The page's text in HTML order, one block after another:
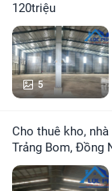
120triệu
5
Cho thuê kho, nhà xưởng Đường Quốc lộ 1A, Xã Hố Nai 3,
Trảng Bom, Đồng